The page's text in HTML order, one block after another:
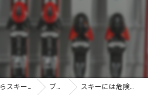
名古屋でスキーショップならスキーヤーズピットエリア1 ブログ スキーには危険も伴います